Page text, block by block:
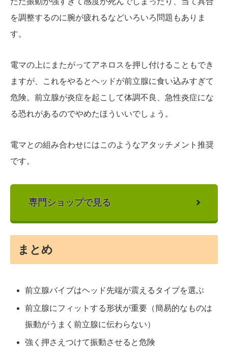
を調整するのに腕が疲れるなどいろいろ問題もありま
す。
電マの上にまたがってアネロスを押し付けることもでき
ますが、これをやるとヘッドが前立腺に食い込みすぎて
危険。前立腺が炎症を起こして体調不良、急性炎症にな
る恐れがあるのでやめたほういいでしょう。
電マとの組み合わせにはこのようなアタッチメント推奨
です。
専門ショップで見る
まとめ
前立腺バイブはヘッド先端が震えるタイプを選ぶ
前立腺にフィットする形状が重要（簡易的なものは
振動がうまく前立腺に伝わらない）
強く押さえつけて振動させると危険